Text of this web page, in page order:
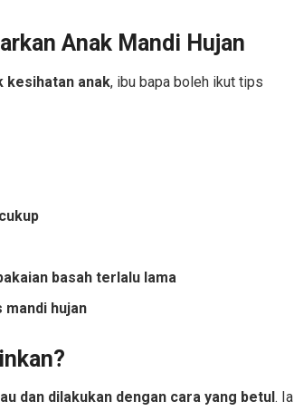
Anak Mandi Hujan
kesihatan anak, ibu bapa boleh ikut tips
basah terlalu lama
mandi hujan
dan dilakukan dengan cara yang betul. Ia